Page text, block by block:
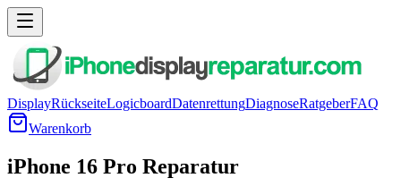
DisplayRückseiteLogicboardDatenrettungDiagnoseRatgeberFAQ
Warenkorb
iPhone 16 Pro Reparatur